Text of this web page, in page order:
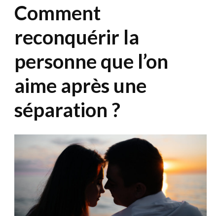
Comment
reconquérir la
personne que l’on
aime après une
séparation ?